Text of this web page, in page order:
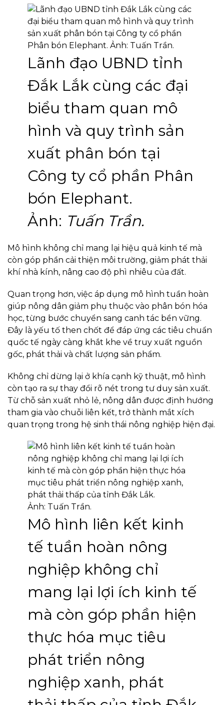
Lãnh đạo UBND tỉnh
Đắk Lắk cùng các đại
biểu tham quan mô
hình và quy trình sản
xuất phân bón tại
Công ty cổ phần Phân
bón Elephant.
Ảnh: Tuấn Trần.
Mô hình không chỉ mang lại hiệu quả kinh tế mà
còn góp phần cải thiện môi trường, giảm phát thải
khí nhà kính, nâng cao độ phì nhiêu của đất.
Quan trọng hơn, việc áp dụng mô hình tuần hoàn
giúp nông dân giảm phụ thuộc vào phân bón hóa
học, từng bước chuyển sang canh tác bền vững.
Đây là yếu tố then chốt để đáp ứng các tiêu chuẩn
quốc tế ngày càng khắt khe về truy xuất nguồn
gốc, phát thải và chất lượng sản phẩm.
Không chỉ dừng lại ở khía cạnh kỹ thuật, mô hình
còn tạo ra sự thay đổi rõ nét trong tư duy sản xuất.
Từ chỗ sản xuất nhỏ lẻ, nông dân được định hướng
tham gia vào chuỗi liên kết, trở thành mắt xích
quan trọng trong hệ sinh thái nông nghiệp hiện đại.
Mô hình liên kết kinh
tế tuần hoàn nông
nghiệp không chỉ
mang lại lợi ích kinh tế
mà còn góp phần hiện
thực hóa mục tiêu
phát triển nông
nghiệp xanh, phát